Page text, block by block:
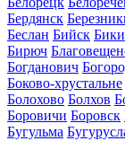
Бердянск
Беслан Бийск
Бирюч
Богданович
Боково-хрустальне
Болохово Болхов
Боровичи Боровск
Бугульма